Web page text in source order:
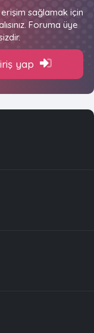
sağlamak için
Foruma üye
yap